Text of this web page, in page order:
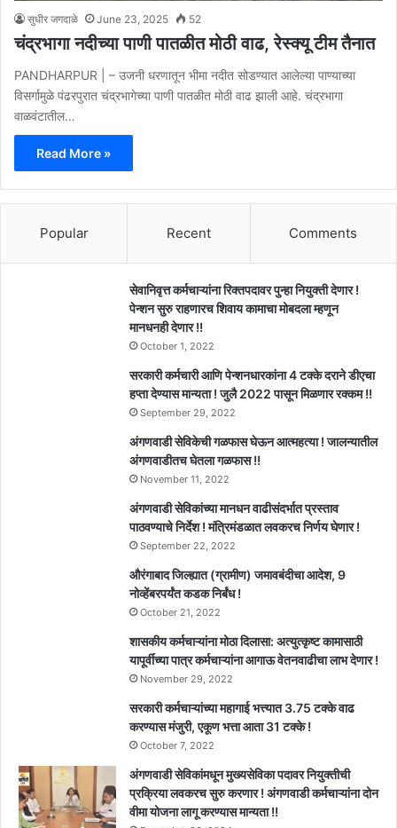
सुधीर जगदाळे June 23, 2025 52
चंद्रभागा नदीच्या पाणी पातळीत मोठी वाढ, रेस्क्यू टीम तैनात
PANDHARPUR | – उजनी धरणातून भीमा नदीत सोडण्यात आलेल्या पाण्याच्या
विसर्गामुळे पंढरपुरात चंद्रभागेच्या पाणी पातळीत मोठी वाढ झाली आहे. चंद्रभागा
वाळवंटातील…
Read More »
Popular Recent Comments
सेवानिवृत्त कर्मचाऱ्यांना रिक्तपदावर पुन्हा नियुक्ती देणार !
पेन्शन सुरु राहणारच शिवाय कामाचा मोबदला म्हणून
मानधनही देणार !!
October 1, 2022
सरकारी कर्मचारी आणि पेन्शनधारकांना 4 टक्के दराने डीएचा
हप्ता देण्यास मान्यता ! जुलै 2022 पासून मिळणार रक्कम !!
September 29, 2022
अंगणवाडी सेविकेची गळफास घेऊन आत्महत्या ! जालन्यातील
अंगणवाडीतच घेतला गळफास !!
November 11, 2022
अंगणवाडी सेविकांच्या मानधन वाढीसंदर्भात प्रस्ताव
पाठवण्याचे निर्देश ! मंत्रिमंडळात लवकरच निर्णय घेणार !
September 22, 2022
औरंगाबाद जिल्ह्यात (ग्रामीण) जमावबंदीचा आदेश, 9
नोव्हेंबरपर्यंत कडक निर्बंध !
October 21, 2022
शासकीय कर्मचाऱ्यांना मोठा दिलासा: अत्युत्कृष्ट कामासाठी
यापूर्वीच्या पात्र कर्मचाऱ्यांना आगाऊ वेतनवाढीचा लाभ देणार !
November 29, 2022
सरकारी कर्मचाऱ्यांच्या महागाई भत्त्यात 3.75 टक्के वाढ
करण्यास मंजुरी, एकूण भत्ता आता 31 टक्के !
October 7, 2022
अंगणवाडी सेविकांमधून मुख्यसेविका पदावर नियुक्तीची
प्रक्रिया लवकरच सुरु करणार ! अंगणवाडी कर्मचाऱ्यांना दोन
वीमा योजना लागू करण्यास मान्यता !!